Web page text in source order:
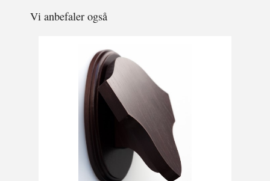
Vi anbefaler også